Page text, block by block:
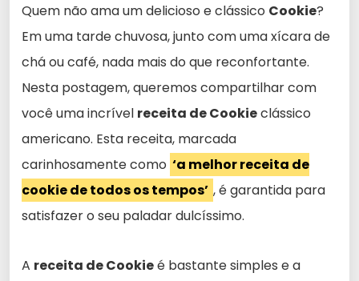
Quem não ama um delicioso e clássico Cookie?
Em uma tarde chuvosa, junto com uma xícara de
chá ou café, nada mais do que reconfortante.
Nesta postagem, queremos compartilhar com
você uma incrível receita de Cookieclássico
americano. Esta receita, marcada
carinhosamente como ‘a melhor receita de
cookie de todos os tempos’ , é garantida para
satisfazer o seu paladar dulcíssimo.
A receita de Cookieé bastante simples e a